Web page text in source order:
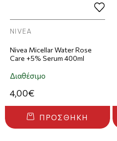
NIVEA
Nivea Micellar Water Rose
Care +5% Serum 400ml
Διαθέσιμο
4,00€
ΠΡΟΣΘΉΚΗ